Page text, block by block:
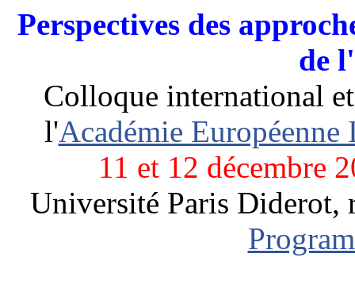
Perspectives des
de
Colloque international
l'Académie
11 et 12 décembre
Université Paris Diderot,